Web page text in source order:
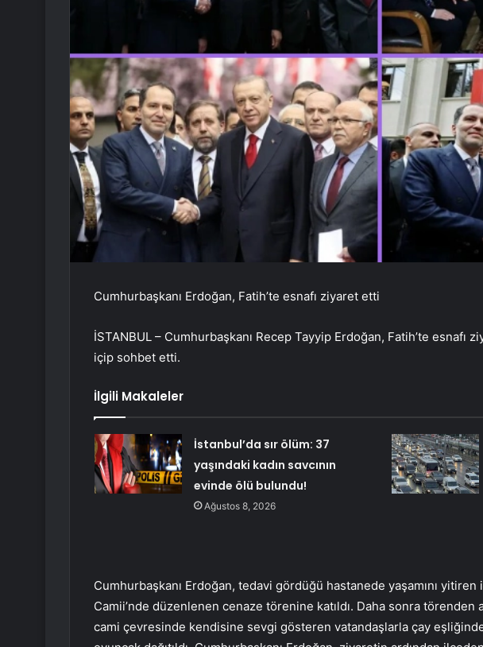
Cumhurbaşkanı Erdoğan, Fatih’te esnafı ziyaret etti
İSTANBUL – Cumhurbaşkanı Recep Tayyip Erdoğan, Fatih’te esnafı
içip sohbet etti.
İlgili Makaleler
İstanbul’da sır ölüm: 37
yaşındaki kadın savcının
evinde ölü bulundu!
Ağustos 8, 2026
Cumhurbaşkanı Erdoğan, tedavi gördüğü hastanede yaşamını yitiren
Camii’nde düzenlenen cenaze törenine katıldı. Daha sonra törenden
cami çevresinde kendisine sevgi gösteren vatandaşlarla çay